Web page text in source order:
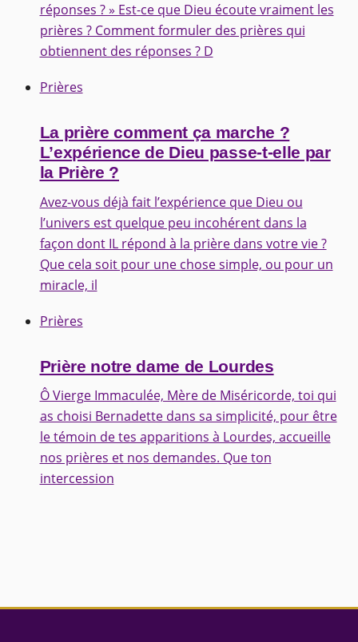
réponses ? » Est-ce que Dieu écoute vraiment les
prières ? Comment formuler des prières qui
obtiennent des réponses ? D
Prières
La prière comment ça marche ?
L’expérience de Dieu passe-t-elle par
la Prière ?
Avez-vous déjà fait l’expérience que Dieu ou
l’univers est quelque peu incohérent dans la
façon dont IL répond à la prière dans votre vie ?
Que cela soit pour une chose simple, ou pour un
miracle, il
Prières
Prière notre dame de Lourdes
Ô Vierge Immaculée, Mère de Miséricorde, toi qui
as choisi Bernadette dans sa simplicité, pour être
le témoin de tes apparitions à Lourdes, accueille
nos prières et nos demandes. Que ton
intercession